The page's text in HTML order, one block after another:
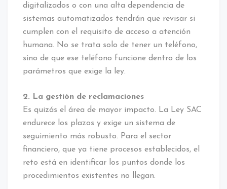
digitalizados o con una alta dependencia de
sistemas automatizados tendrán que revisar si
cumplen con el requisito de acceso a atención
humana. No se trata solo de tener un teléfono,
sino de que ese teléfono funcione dentro de los
parámetros que exige la ley.
2. La gestión de reclamaciones
Es quizás el área de mayor impacto. La Ley SAC
endurece los plazos y exige un sistema de
seguimiento más robusto. Para el sector
financiero, que ya tiene procesos establecidos, el
reto está en identificar los puntos donde los
procedimientos existentes no llegan.